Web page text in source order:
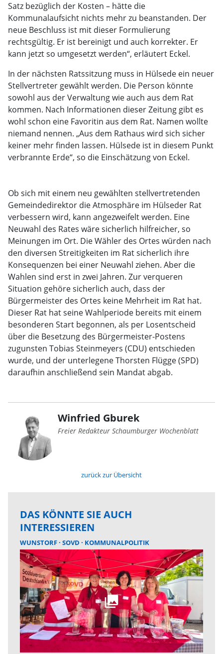
Satz bezüglich der Kosten – hätte die
Kommunalaufsicht nichts mehr zu beanstanden. Der
neue Beschluss ist mit dieser Formulierung
rechtsgültig. Er ist bereinigt und auch korrekter. Er
kann jetzt so umgesetzt werden“, erläutert Eckel.
In der nächsten Ratssitzung muss in Hülsede ein neuer
Stellvertreter gewählt werden. Die Person könnte
sowohl aus der Verwaltung wie auch aus dem Rat
kommen. Nach Informationen dieser Zeitung gibt es
wohl schon eine Favoritin aus dem Rat. Namen wollte
niemand nennen. „Aus dem Rathaus wird sich sicher
keiner mehr finden lassen. Hülsede ist in diesem Punkt
verbrannte Erde“, so die Einschätzung von Eckel.
Ob sich mit einem neu gewählten stellvertretenden
Gemeindedirektor die Atmosphäre im Hülseder Rat
verbessern wird, kann angezweifelt werden. Eine
Neuwahl des Rates wäre sicherlich hilfreicher, so
Meinungen im Ort. Die Wähler des Ortes würden nach
den diversen Streitigkeiten im Rat sicherlich ihre
Konsequenzen bei einer Neuwahl ziehen. Aber die
Wahlen sind erst in zwei Jahren. Zur verqueren
Situation gehöre sicherlich auch, dass der
Bürgermeister des Ortes keine Mehrheit im Rat hat.
Dieser Rat hat seine Wahlperiode bereits mit einem
besonderen Start begonnen, als per Losentscheid
über die Besetzung des Bürgermeister-Postens
zugunsten Tobias Steinmeyers (CDU) entschieden
wurde, und der unterlegene Thorsten Flügge (SPD)
daraufhin anschließend sein Mandat abgab.
Winfried Gburek
Freier Redakteur Schaumburger Wochenblatt
zurück zur Übersicht
DAS KÖNNTE SIE AUCH
INTERESSIEREN
WUNSTORF SOVD KOMMUNALPOLITIK